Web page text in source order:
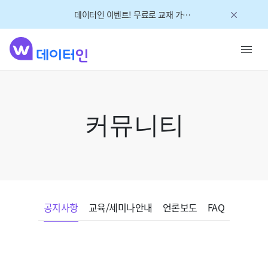
데이터인 이벤트! 무료로 교재 가져가세요!
커뮤니티
공지사항 교육/세미나안내 언론보도 FAQ